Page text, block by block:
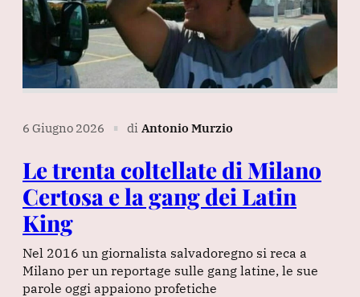
6 Giugno 2026 ∎ di Antonio Murzio
Le trenta coltellate di Milano
Certosa e la gang dei Latin
King
Nel 2016 un giornalista salvadoregno si reca a
Milano per un reportage sulle gang latine, le sue
parole oggi appaiono profetiche